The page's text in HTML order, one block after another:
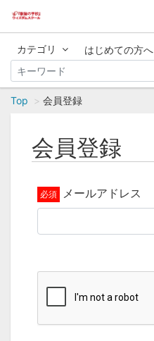
カテゴリ はじめての方へ
Top 会員登録
会員登録
メールアドレス